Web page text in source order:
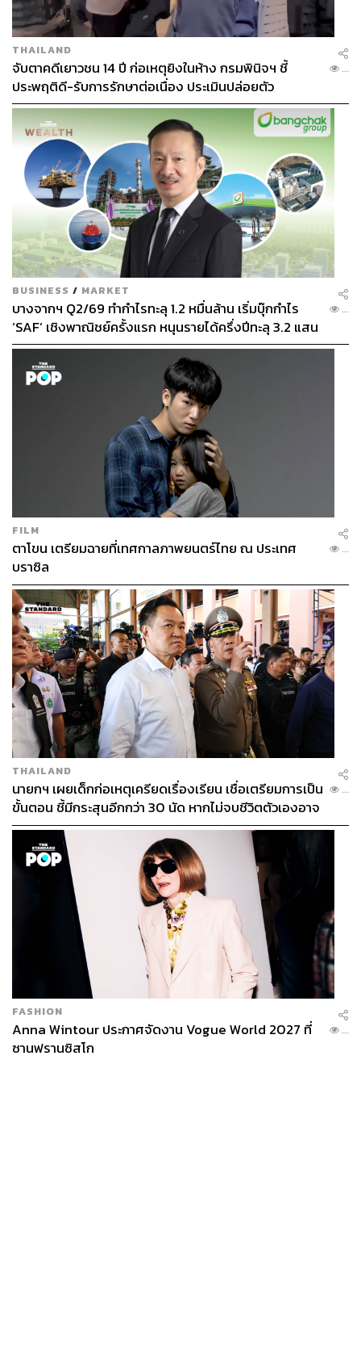
THAILAND
จับตาคดีเยาวชน 14 ปี ก่อเหตุยิงในห้าง กรมพินิจฯ ชี้
ประพฤติดี-รับการรักษาต่อเนื่อง ประเมินปล่อยตัว
...
BUSINESS / MARKET
บางจากฯ Q2/69 ทำกำไรทะลุ 1.2 หมื่นล้าน เริ่มบุ๊กกำไร
‘SAF’ เชิงพาณิชย์ครั้งแรก หนุนรายได้ครึ่งปีทะลุ 3.2 แสน
ล้าน
...
FILM
ตาโขน เตรียมฉายที่เทศกาลภาพยนตร์ไทย ณ ประเทศ
บราซิล
...
THAILAND
นายกฯ เผยเด็กก่อเหตุเครียดเรื่องเรียน เชื่อเตรียมการเป็น
ขั้นตอน ชี้มีกระสุนอีกกว่า 30 นัด หากไม่จบชีวิตตัวเองอาจ
สูญเสียเพิ่ม
...
FASHION
Anna Wintour ประกาศจัดงาน Vogue World 2027 ที่
ซานฟรานซิสโก
...